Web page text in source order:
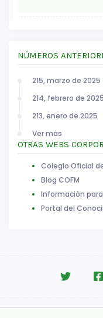
NÚMEROS
215, marzo de 2025
214, febrero de 2025
213, enero de 2025
Ver más
OTRAS WEBS
Colegio Oficial
Blog COFM
Información
Portal del